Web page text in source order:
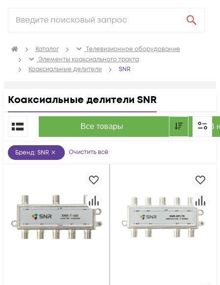
Каталог
Телевизионное оборудование
Элементы коаксиального тракта
Коаксиальные делители
SNR
Коаксиальные делители SNR
Все товары В
По популярности
Бренд: SNR Очистить всё